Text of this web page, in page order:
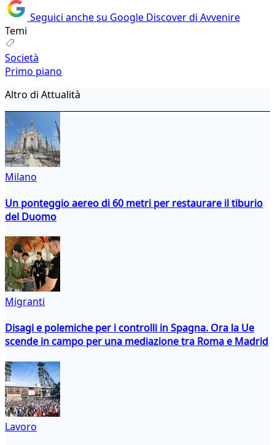
Seguici anche su Google Discover di Avvenire
Temi
Società
Primo piano
Altro di Attualità
Milano
Un ponteggio aereo di 60 metri per restaurare il tiburio
del Duomo
Migranti
Disagi e polemiche per i controlli in Spagna. Ora la Ue
scende in campo per una mediazione tra Roma e Madrid
Lavoro